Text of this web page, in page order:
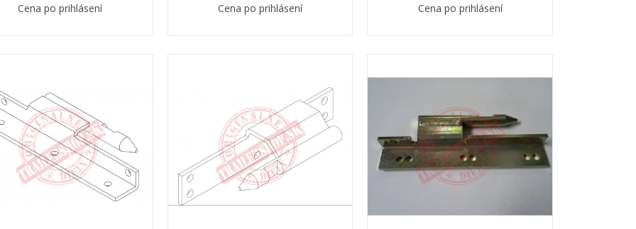
Cena po prihlásení Cena po prihlásení
Cena po prihlásení